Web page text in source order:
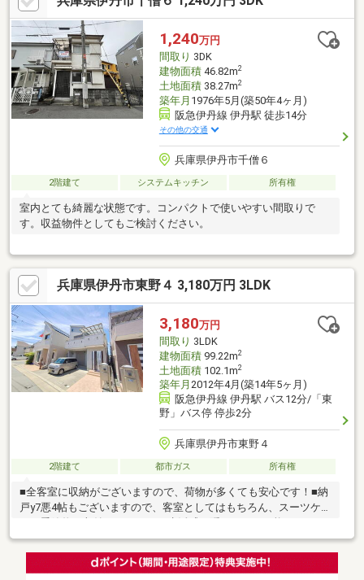
極駐車場 計４台480000円／年 （2025年1月～2026年1月の年間
実績））
1,240万円
間取り 3DK
建物面積46.82m2
土地面積38.27m2
築年月 1976年5月(築50年4ヶ月)
阪急伊丹線 伊丹駅 徒歩14分
その他の交通
兵庫県伊丹市千僧６
2階建て システムキッチン 所有権
室内とても綺麗な状態です。コンパクトで使いやすい間取りで
す。収益物件としてもご検討ください。
兵庫県伊丹市東野４ 3,180万円 3LDK
3,180万円
間取り 3LDK
建物面積99.22m2
土地面積102.1m2
築年月 2012年4月(築14年5ヶ月)
阪急伊丹線 伊丹駅 バス12分/「東
野」バス停 停歩2分
兵庫県伊丹市東野４
2階建て 都市ガス 所有権
■全客室に収納がございますので、荷物が多くても安心です！■納
戸y7悪4帖もございますので、客室としてはもちろん、スーツケー
ロフトも付いており、お子様にも喜ばれそうです！■小学校から
徒歩10以内にございますので、お子様の通学も安心です！■スー
パーも徒歩10分以内にございますので、生活利便性良好です！～